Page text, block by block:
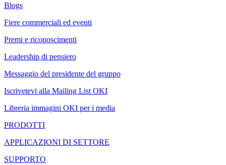
Blogs
Fiere commerciali ed eventi
Premi e riconoscimenti
Leadership di pensiero
Messaggio del presidente del gruppo
Iscrivetevi alla Mailing List OKI
Libreria immagini OKI per i media
PRODOTTI
APPLICAZIONI DI SETTORE
SUPPORTO